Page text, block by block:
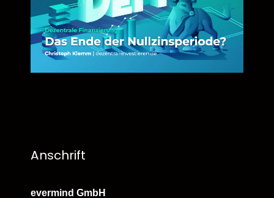
Anschrift
evermind GmbH